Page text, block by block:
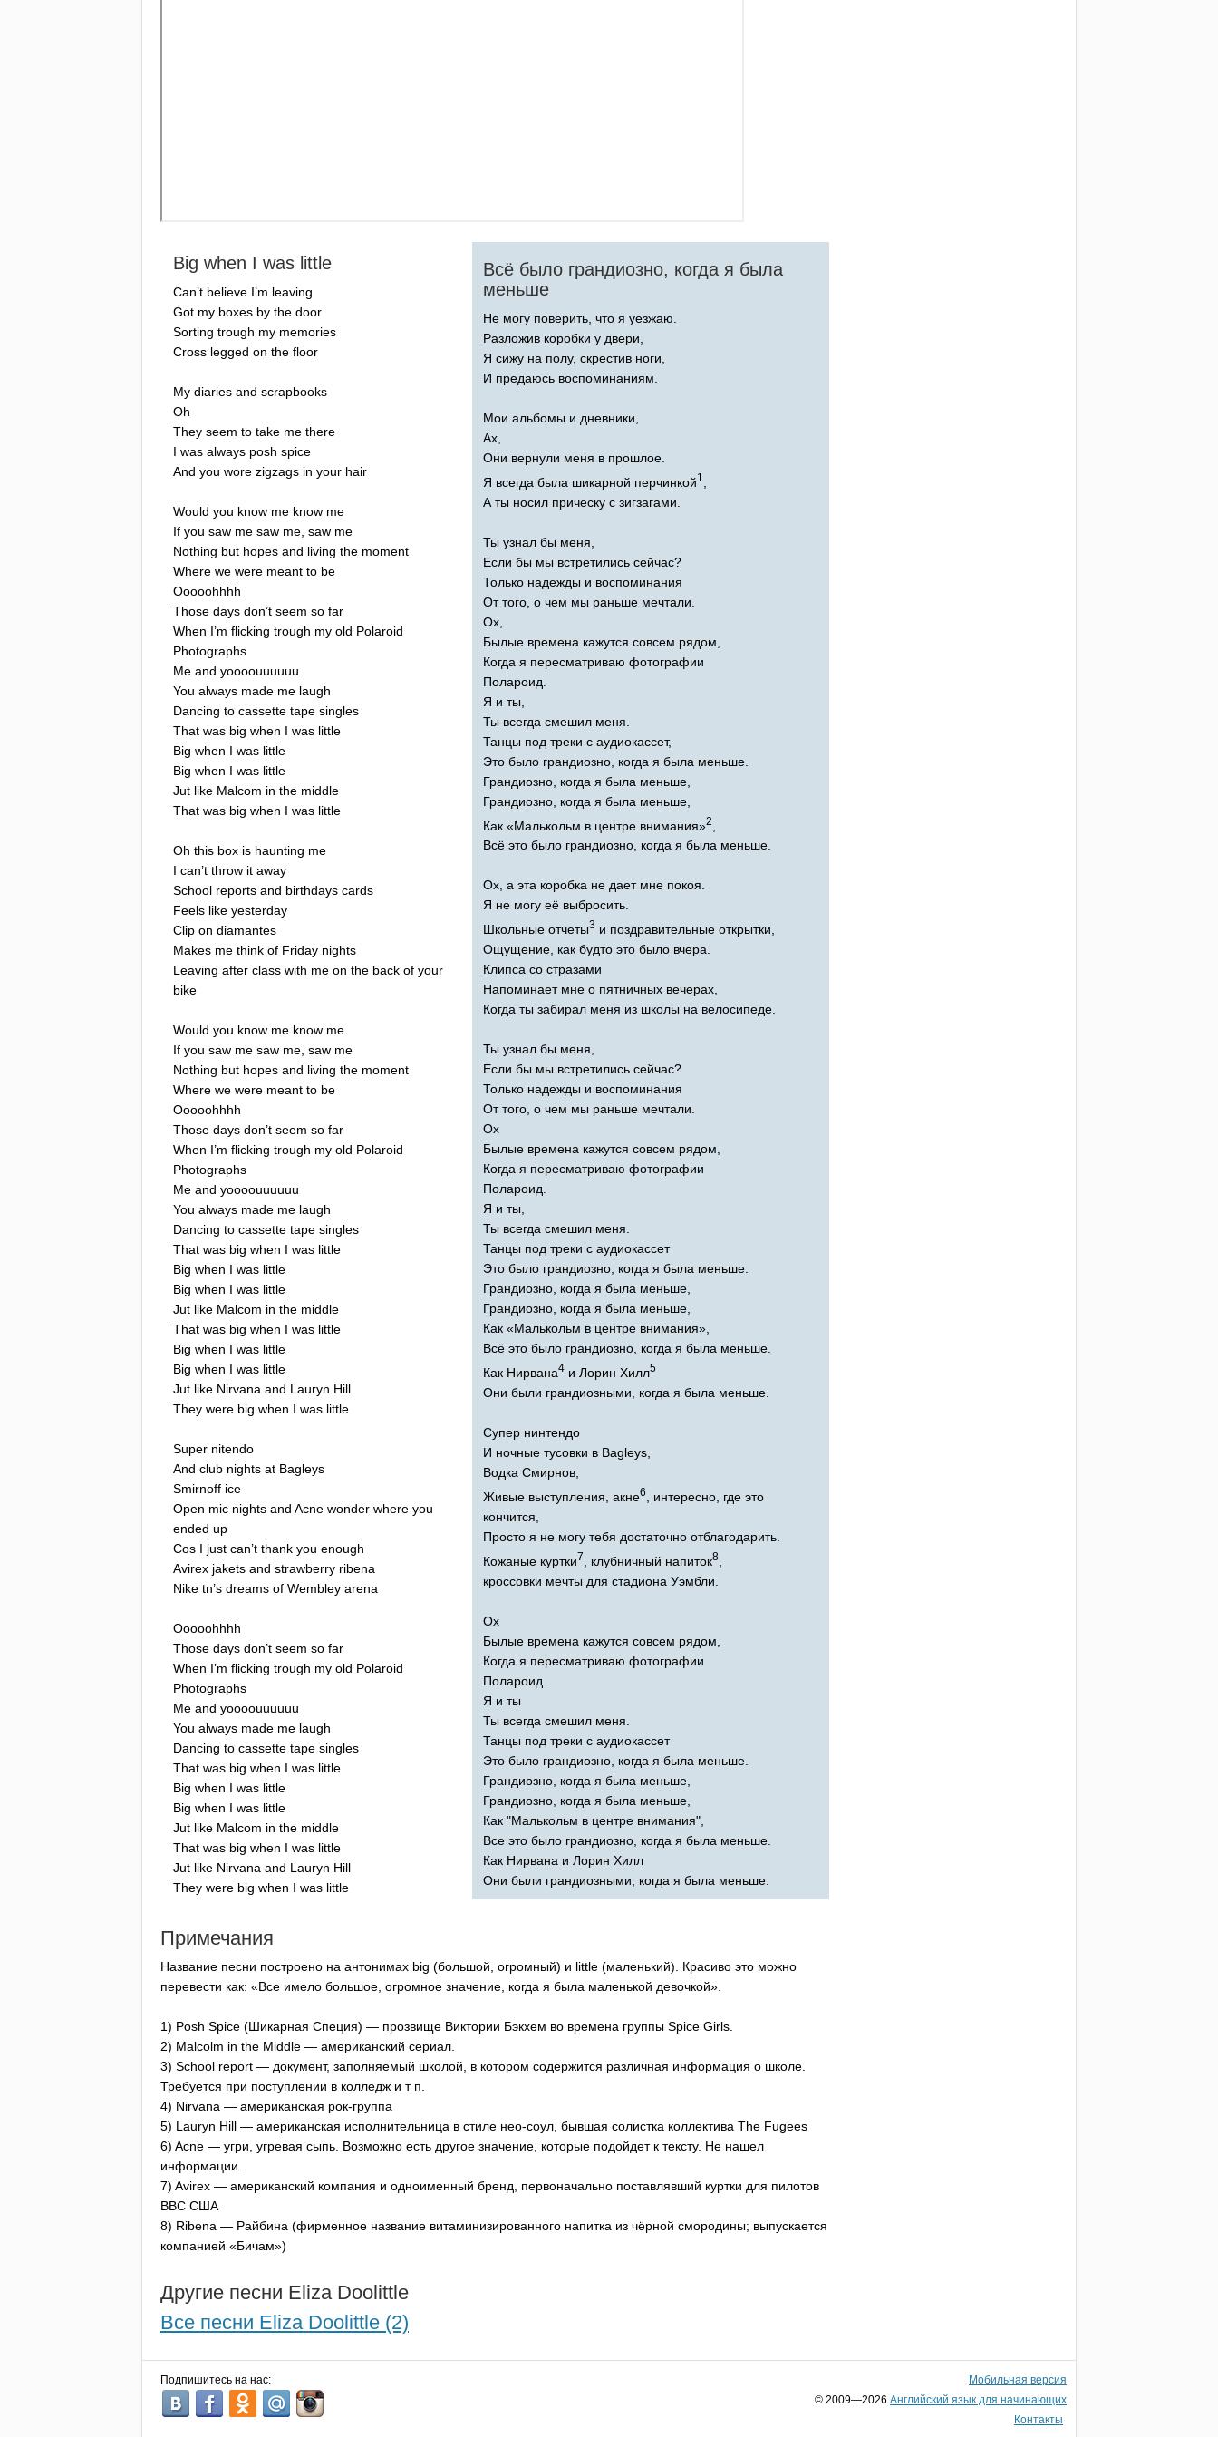
Big when I was little
Can’t believe I’m leaving
Got my boxes by the door
Sorting trough my memories
Cross legged on the floor
My diaries and scrapbooks
Oh
They seem to take me there
I was always posh spice
And you wore zigzags in your hair
Would you know me know me
If you saw me saw me saw me
Nothing but hopes and living the moment
Where we were meant to be
Ooooohhhh
Those days don’t seem so far
When I’m flicking trough my old Polaroid
Photographs
Me and yoooouuuuuu
You always made me laugh
Dancing to cassette tape singles
That was big when I was little
Big when I was little
Big when I was little
Jut like Malcom in the middle
That was big when I was little
Oh this box is haunting me
I can’t throw it away
School reports and birthdays cards
Feels like yesterday
Clip on diamantes
Makes me think of Friday nights
Leaving after class with me on the back of your
bike
Would you know me know me
If you saw me saw me saw me
Nothing but hopes and living the moment
Where we were meant to be
Ooooohhhh
Those days don’t seem so far
When I’m flicking trough my old Polaroid
Photographs
Me and yoooouuuuuu
You always made me laugh
Dancing to cassette tape singles
That was big when I was little
Big when I was little
Big when I was little
Jut like Malcom in the middle
That was big when I was little
Big when I was little
Big when I was little
Jut like Nirvana and Lauryn Hill
They were big when I was little
Super nitendo
And club nights at Bagleys
Smirnoff ice
Open mic nights and Acne wonder where you
ended up
Cos I just can’t thank you enough
Avirex jakets and strawberry ribena
Nike tn’s dreams of Wembley arena
Ooooohhhh
Those days don’t seem so far
When I’m flicking trough my old Polaroid
Photographs
Me and yoooouuuuuu
You always made me laugh
Dancing to cassette tape singles
That was big when I was little
Big when I was little
Big when I was little
Jut like Malcom in the middle
That was big when I was little
Jut like Nirvana and Lauryn Hill
They were big when I was little
Всё было грандиозно, когда я была
меньше
Не могу поверить, что я уезжаю.
Разложив коробки у двери,
Я сижу на полу, скрестив ноги,
И предаюсь воспоминаниям.
Мои альбомы и дневники,
Ах,
Они вернули меня в прошлое.
Я всегда была шикарной перчинкой1
А ты носил прическу с зигзагами.
Ты узнал бы меня,
Если бы мы встретились сейчас?
Только надежды и воспоминания
От того, о чем мы раньше мечтали.
Ох,
Былые времена кажутся совсем рядом,
Когда я пересматриваю фотографии
Полароид.
Я и ты,
Ты всегда смешил меня.
Танцы под треки с аудиокассет,
Это было грандиозно, когда я была меньше.
Грандиозно, когда я была меньше,
Грандиозно, когда я была меньше,
Как «Малькольм в центре внимания»2
Всё это было грандиозно, когда я была меньше.
Ох, а эта коробка не дает мне покоя.
Я не могу её выбросить.
Школьные отчеты3 и поздравительные открытки,
Ощущение, как будто это было вчера.
Клипса со стразами
Напоминает мне о пятничных вечерах,
Когда ты забирал меня из школы на велосипеде.
Ты узнал бы меня,
Если бы мы встретились сейчас?
Только надежды и воспоминания
От того, о чем мы раньше мечтали.
Ох
Былые времена кажутся совсем рядом,
Когда я пересматриваю фотографии
Полароид.
Я и ты,
Ты всегда смешил меня.
Танцы под треки с аудиокассет
Это было грандиозно, когда я была меньше.
Грандиозно, когда я была меньше,
Грандиозно, когда я была меньше,
Как «Малькольм в центре внимания»,
Всё это было грандиозно, когда я была меньше.
Как Нирвана4 и Лорин Хилл5
Они были грандиозными, когда я была меньше.
Супер нинтендо
И ночные тусовки в Bagleys
Водка Смирнов,
Живые выступления, акне6
, интересно, где это
кончится,
Просто я не могу тебя достаточно отблагодарить.
Кожаные куртки7 , клубничный напиток8
кроссовки мечты для стадиона Уэмбли.
Ох
Былые времена кажутся совсем рядом,
Когда я пересматриваю фотографии
Полароид.
Я и ты
Ты всегда смешил меня.
Танцы под треки с аудиокассет
Это было грандиозно, когда я была меньше.
Грандиозно, когда я была меньше,
Грандиозно, когда я была меньше,
Как "Малькольм в центре внимания",
Все это было грандиозно, когда я была меньше.
Как Нирвана и Лорин Хилл
Они были грандиозными, когда я была меньше.
Примечания
Название песни построено на антонимах big (большой, огромный) и little (маленький). Красиво это можно
перевести как: «Все имело большое, огромное значение, когда я была маленькой девочкой».
1) Posh Spice (Шикарная Специя) — прозвище Виктории Бэкхем во времена группы Spice Girls
2) Malcolm in the Middle — американский сериал.
3) School report — документ, заполняемый школой, в котором содержится различная информация о школе.
Требуется при поступлении в колледж и т п.
4) Nirvana — американская рок-группа
5) Lauryn Hill — американская исполнительница в стиле нео-соул, бывшая солистка коллектива The Fugees
6) Acne — угри, угревая сыпь. Возможно есть другое значение, которые подойдет к тексту. Не нашел
информации.
7) Avirex — американский компания и одноименный бренд, первоначально поставлявший куртки для пилотов
ВВС США
8) Ribena — Райбина (фирменное название витаминизированного напитка из чёрной смородины; выпускается
компанией «Бичам»)
Другие песни Eliza Doolittle
Все песни Eliza Doolittle (2)
Подпишитесь на нас:
Мобильная версия
© 2009—2026 Английский язык для начинающих
Контакты